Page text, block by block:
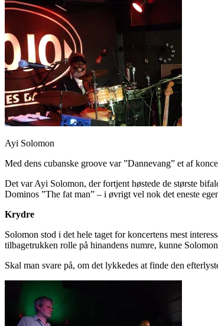
Ayi Solomon
Med dens cubanske groove var ”Dannevang” et af
Det var Ayi Solomon, der fortjent høstede de største
Dominos ”The fat man” – i øvrigt vel nok det eneste
Krydre
Solomon stod i det hele taget for koncertens mest
tilbagetrukken rolle på hinandens numre, kunne
Skal man svare på, om det lykkedes at finde den